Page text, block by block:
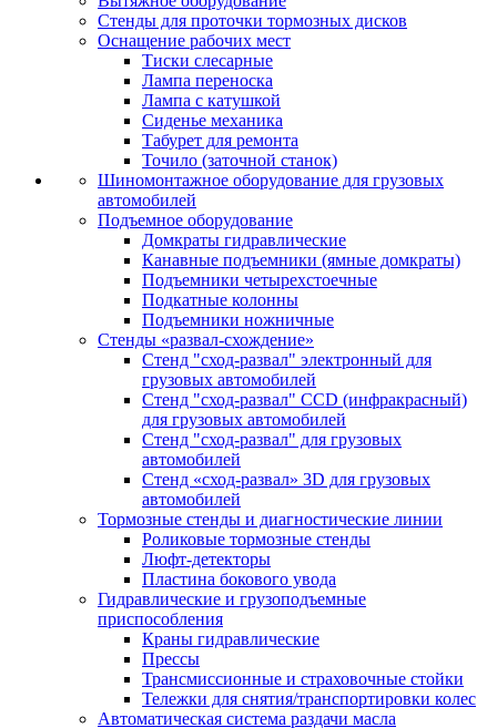
Стенды для проточки тормозных дисков
Оснащение рабочих мест
Тиски слесарные
Лампа переноска
Лампа с катушкой
Сиденье механика
Табурет для ремонта
Точило (заточной станок)
Шиномонтажное оборудование для грузовых
автомобилей
Подъемное оборудование
Домкраты гидравлические
Канавные подъемники (ямные домкраты)
Подъемники четырехстоечные
Подкатные колонны
Подъемники ножничные
Стенды «развал-схождение»
Стенд "сход-развал" электронный для
грузовых автомобилей
Стенд "сход-развал" CCD (инфракрасный)
для грузовых автомобилей
Стенд "сход-развал" для грузовых
автомобилей
Стенд «сход-развал» 3D для грузовых
автомобилей
Тормозные стенды и диагностические линии
Роликовые тормозные стенды
Люфт-детекторы
Пластина бокового увода
Гидравлические и грузоподъемные
приспособления
Краны гидравлические
Прессы
Трансмиссионные и страховочные стойки
Тележки для снятия/транспортировки колес
Автоматическая система раздачи масла